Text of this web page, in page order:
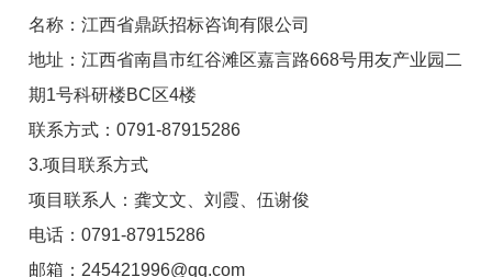
名称：江西省鼎跃招标咨询有限公司
地址：江西省南昌市红谷滩区嘉言路668号用友产业园二
期1号科研楼BC区4楼
联系方式：0791-87915286
3.项目联系方式
项目联系人：龚文文、刘霞、伍谢俊
电话：0791-87915286
邮箱：245421996@qq.com